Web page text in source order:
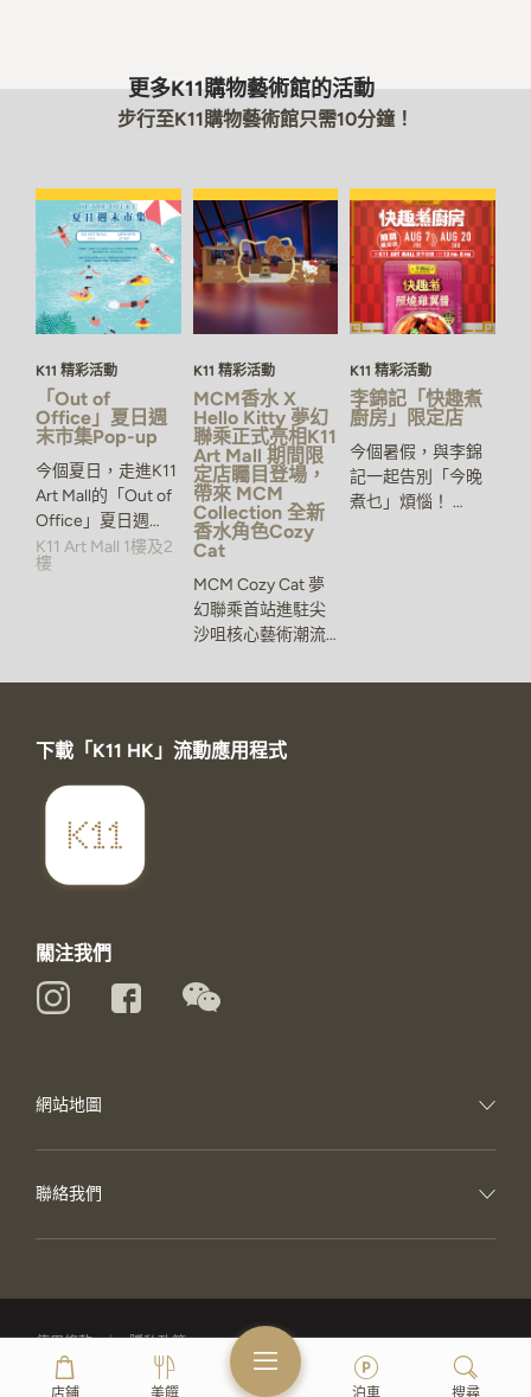
更多K11購物藝術館的活動
步行至K11購物藝術館只需10分鐘！
K11 精彩活動
「Out of
Office」夏日週
末市集Pop-up
今個夏日，走進K11
Art Mall的「Out of
Office」夏日週…
K11 Art Mall 1樓及2
樓
K11 精彩活動
MCM香水 X
Hello Kitty 夢幻
聯乘正式亮相K11
Art Mall 期間限
定店矚目登場，
帶來 MCM
Collection 全新
香水角色Cozy
Cat
MCM Cozy Cat 夢
幻聯乘首站進駐尖
沙咀核心藝術潮流…
K11 精彩活動
李錦記「快趣煮
廚房」限定店
今個暑假，與李錦
記一起告別「今晚
煮乜」煩惱！…
下載「K11 HK」流動應用程式
關注我們
網站地圖
聯絡我們
使用條款
隱私政策
香港K11 2021 © 版權所有。
店鋪
美饌 泊車 搜尋